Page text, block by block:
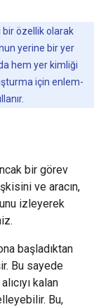
bir özellik olarak
yerine bir yer
hem yer kimliği
için enlem-
bir görev
ve aracın,
izleyerek
başladıktan
Bu sayede
kalan
Bu,